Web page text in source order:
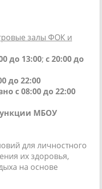
залы ФОК и
до 13:00; с20:00 до
до 22:00
с 08:00 до 22:00
МБОУ
для личностного
их здоровья,
на основе